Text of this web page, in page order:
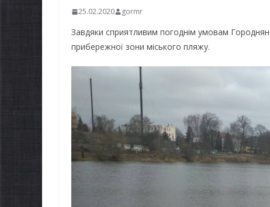
25.02.2020 gormr
Завдяки сприятливим погоднім умовам
прибережної зони міського пляжу.